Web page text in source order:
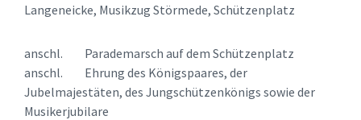
Langeneicke, Musikzug Störmede, Schützenplatz
anschl. Parademarsch auf dem Schützenplatz
anschl. Ehrung des Königspaares, der
Jubelmajestäten, des Jungschützenkönigs sowie der
Musikerjubilare